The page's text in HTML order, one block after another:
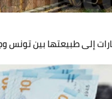
إلى طبيعتها بين تونس